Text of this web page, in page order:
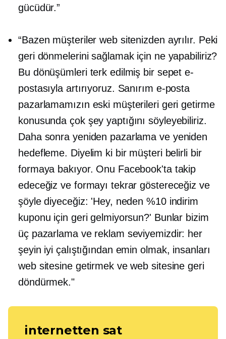
gücüdür.”
“Bazen müşteriler web sitenizden ayrılır. Peki
geri dönmelerini sağlamak için ne yapabiliriz?
Bu dönüşümleri terk edilmiş bir sepet e-
postasıyla artırıyoruz. Sanırım e-posta
pazarlamamızın eski müşterileri geri getirme
konusunda çok şey yaptığını söyleyebiliriz.
Daha sonra yeniden pazarlama ve yeniden
hedefleme. Diyelim ki bir müşteri belirli bir
formaya bakıyor. Onu Facebook'ta takip
edeceğiz ve formayı tekrar göstereceğiz ve
şöyle diyeceğiz: 'Hey, neden %10 indirim
kuponu için geri gelmiyorsun?' Bunlar bizim
üç pazarlama ve reklam seviyemizdir: her
şeyin iyi çalıştığından emin olmak, insanları
web sitesine getirmek ve web sitesine geri
döndürmek."
internetten sat